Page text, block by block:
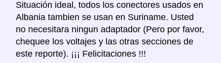
Situación ideal, todos los conectores usados en
Albania tambien se usan en Suriname. Usted
no necesitara ningun adaptador (Pero por favor,
chequee los voltajes y las otras secciones de
este reporte). ¡¡¡ Felicitaciones !!!